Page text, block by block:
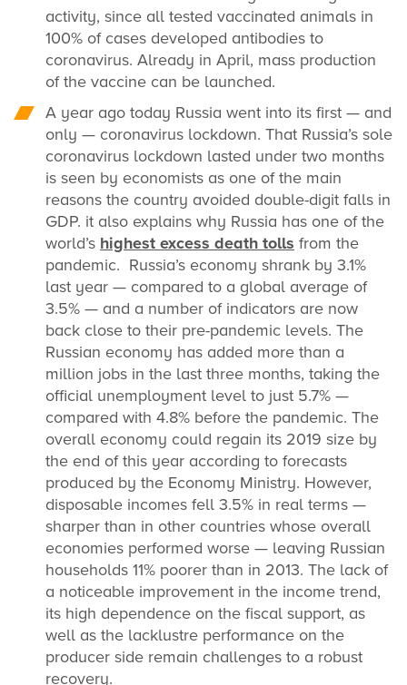
activity, since all tested vaccinated animals in
100% of cases developed antibodies to
coronavirus. Already in April, mass production
of the vaccine can be launched.
A year ago today Russia went into its first — and
only — coronavirus lockdown. That Russia’s sole
coronavirus lockdown lasted under two months
is seen by economists as one of the main
reasons the country avoided double-digit falls in
GDP. it also explains why Russia has one of the
world’s highest excess death tolls from the
pandemic. Russia’s economy shrank by 3.1%
last year — compared to a global average of
3.5% — and a number of indicators are now
back close to their pre-pandemic levels. The
Russian economy has added more than a
million jobs in the last three months, taking the
official unemployment level to just 5.7% —
compared with 4.8% before the pandemic. The
overall economy could regain its 2019 size by
the end of this year according to forecasts
produced by the Economy Ministry. However,
disposable incomes fell 3.5% in real terms —
sharper than in other countries whose overall
economies performed worse — leaving Russian
households 11% poorer than in 2013. The lack of
a noticeable improvement in the income trend,
its high dependence on the fiscal support, as
well as the lacklustre performance on the
producer side remain challenges to a robust
recovery.